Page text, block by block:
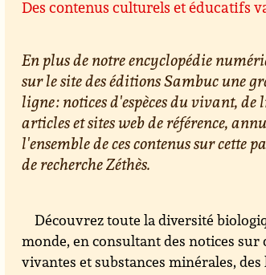
Des contenus culturels et éducatifs
En plus de notre encyclopédie
sur le site des éditions Sambuc une
ligne : notices d'espèces du vivant,
articles et sites web de référence,
l'ensemble de ces contenus sur cette
de recherche Zéthès.
Découvrez toute la diversité
monde, en consultant des notices sur
vivantes et substances minérales,